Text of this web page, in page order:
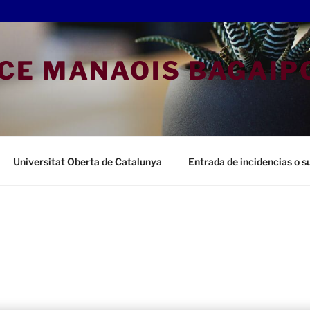
MANAOIS
Universitat Oberta de Catalunya Entrada de incidencias o